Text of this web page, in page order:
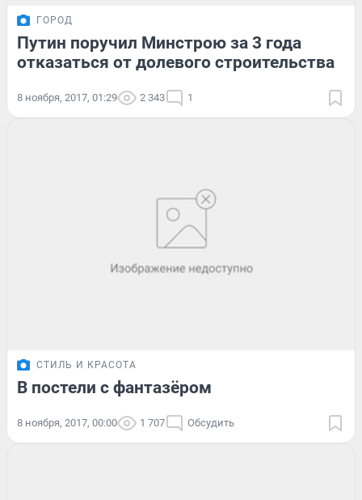
ГОРОД
Путин поручил Минстрою за 3 года
отказаться от долевого строительства
8 ноября, 2017, 01:29 2 343 1
СТИЛЬ И КРАСОТА
В постели с фантазёром
8 ноября, 2017, 00:00 1 707 Обсудить